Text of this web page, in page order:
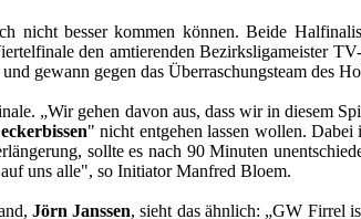
nicht besser kommen können. Beide
den amtierenden Bezirksligameister
gewann gegen das Überraschungsteam des
„Wir gehen davon aus, dass wir in diesem
" nicht entgehen lassen wollen. Dabei
sollte es nach 90 Minuten
auf uns alle", so Initiator Manfred Bloem.
Jörn Janssen, sieht das ähnlich: „GW Firrel